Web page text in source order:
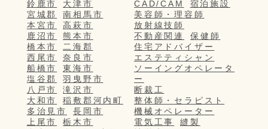
鈴鹿市
大津市
宮城郡
南相馬市
本宮市
高萩市
鹿沼市
熊本市
橋本市
二海郡
西尾市
奈良市
船橋市
東海市
塩谷郡
羽曳野市
八戸市
滝沢市
大和市
稲敷郡河内町
多治見市
長岡市
上尾市
栃木市
CAD/CAM
宿泊施設
美容師・理容師
放射線技師
不動産関連
保健師
住宅アドバイザー
エステティシャン
ソーイングオペレータ
ー
断裁工
整体師・セラピスト
機械オペレーター
電気工事
縫製